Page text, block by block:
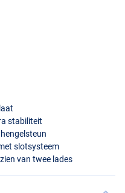
stabiliteit
slotsysteem
van twee lades